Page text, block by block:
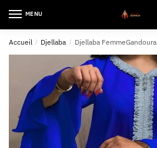
MENU
Accueil / Djellaba / Djellaba FemmeGandoura